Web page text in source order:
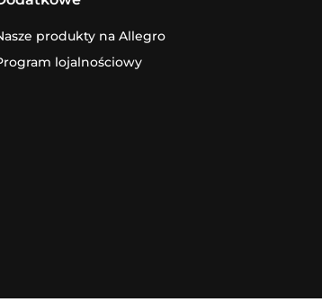
produkty na Allegro
lojalnościowy